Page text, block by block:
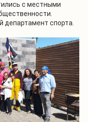
с местными
департамент спорта.